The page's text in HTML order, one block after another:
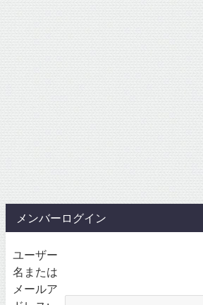
メンバーログイン
ユーザー
名または
メールア